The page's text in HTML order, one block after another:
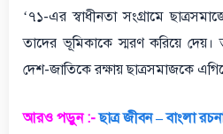
‘৭১-এর স্বাধীনতা সংগ্রামে
তাদের ভূমিকাকে স্মরণ করিয়ে
দেশ-জাতিকে রক্ষায় ছাত্রসমাজকে
আরও পড়ুন :-ছাত্র জীবন – বাংলা